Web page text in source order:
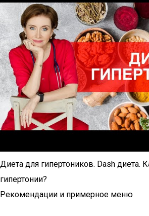
Диета для гипертоников. Dash диета.
гипертонии?
Рекомендации и примерное меню